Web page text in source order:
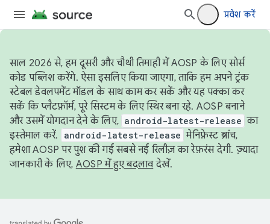
प्रवेश करें
साल 2026 से, हम दूसरी और चौथी तिमाही में AOSP के लिए सोर्स
कोड पब्लिश करेंगे. ऐसा इसलिए किया जाएगा, ताकि हम अपने ट्रंक
स्टेबल डेवलपमेंट मॉडल के साथ काम कर सकें और यह पक्का कर
सकें कि प्लैटफ़ॉर्म, पूरे सिस्टम के लिए स्थिर बना रहे. AOSP बनाने
और उसमें योगदान देने के लिए, android-latest-release का
इस्तेमाल करें.
android-latest-release मेनिफ़ेस्ट ब्रांच,
हमेशा AOSP पर पुश की गई सबसे नई रिलीज़ का रेफ़रंस देगी. ज़्यादा
जानकारी के लिए, AOSP में हुए बदलावदेखें.